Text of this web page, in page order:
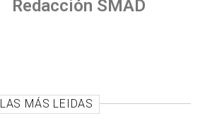
Redacción SMAD
LAS MÁS LEIDAS